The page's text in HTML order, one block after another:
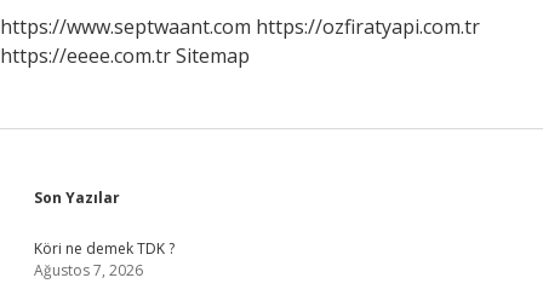
https://www.septwaant.com https://ozfiratyapi.com.tr
https://eeee.com.trSitemap
Sidebar
Son Yazılar
Köri ne demek TDK ?
Ağustos 7, 2026